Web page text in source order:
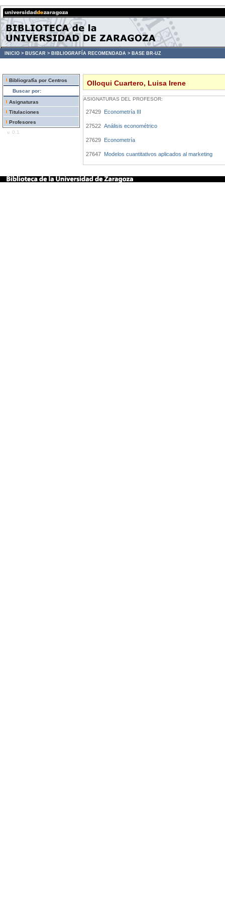
INICIO > BUSCAR > BIBLIOGRAFÍA RECOMENDADA > BASE BR-UZ
Bibliografía por Centros
Buscar por:
Asignaturas
Titulaciones
Profesores
v. 0.1
Olloqui Cuartero, Luisa Irene
ASIGNATURAS DEL PROFESOR:
27429 Econometría III
27522 Análisis econométrico
27629 Econometría
27647 Modelos cuantitativos aplicados al marketing